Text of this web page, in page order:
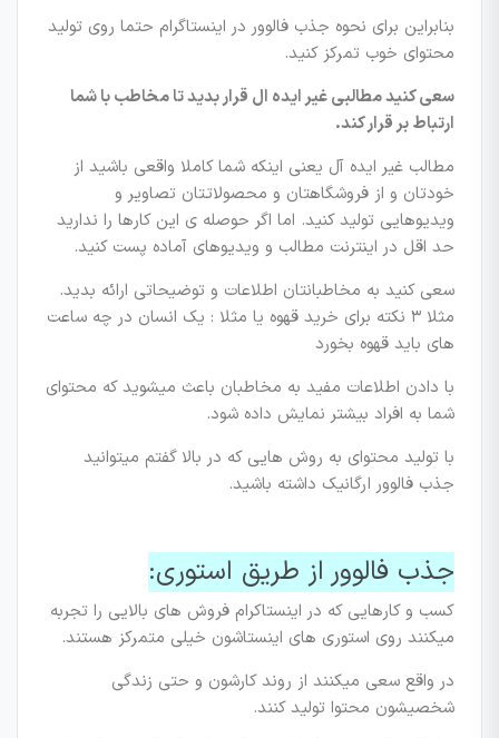
بنابراین برای نحوه جذب فالوور در اینستاگرام حتما روی تولید
محتوای خوب تمرکز کنید.
سعی کنید مطالبی غیر ایده ال قرار بدید تا مخاطب با شما
ارتباط بر قرار کند.
مطالب غیر ایده آل یعنی اینکه شما کاملا واقعی باشید از
خودتان و از فروشگاهتان و محصولاتتان تصاویر و
ویدیوهایی تولید کنید. اما اگر حوصله ی این کارها را ندارید
حد اقل در اینترنت مطالب و ویدیوهای آماده پست کنید.
سعی کنید به مخاطبانتان اطلاعات و توضیحاتی ارائه بدید.
مثلا ۳ نکته برای خرید قهوه یا مثلا : یک انسان در چه ساعت
های باید قهوه بخورد
با دادن اطلاعات مفید به مخاطبان باعث میشوید که محتوای
شما به افراد بیشتر نمایش داده شود.
با تولید محتوای به روش هایی که در بالا گفتم میتوانید
جذب فالوور ارگانیک داشته باشید.
جذب فالوور از طریق استوری:
کسب و کارهایی که در اینستاکرام فروش های بالایی را تجربه
میکنند روی استوری های اینستاشون خیلی متمرکز هستند.
در واقع سعی میکنند از روند کارشون و حتی زندگی
شخصیشون محتوا تولید کنند.